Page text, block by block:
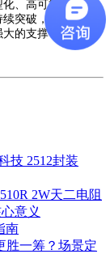
、高可靠、低能
突破，贴片电阻
的支撑平台。
技 2512封装
2W天二电阻
意义
南
胜一筹？场景定